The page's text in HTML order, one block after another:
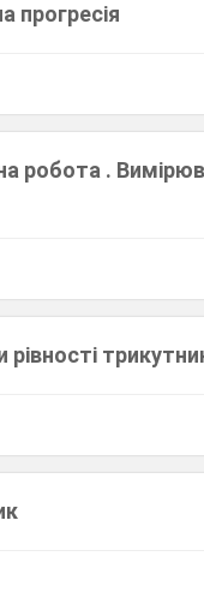
прогресія
робота .
рівності